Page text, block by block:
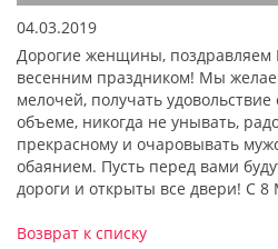
04.03.2019
Дорогие женщины, поздравляем
весенним праздником! Мы
мелочей, получать
объеме, никогда не унывать,
прекрасному и очаровывать
обаянием. Пусть перед вами
дороги и открыты все двери! С 8
Возврат к списку